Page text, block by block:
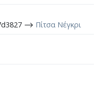
⟶ Πίτσα Νέγκρι